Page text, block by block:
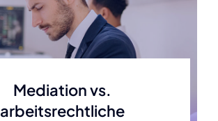
Mediation vs.
arbeitsrechtliche